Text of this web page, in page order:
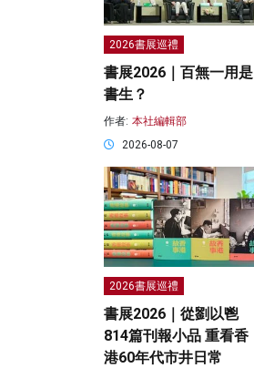
2026書展巡禮
書展2026｜百無一用是
書生？
作者: 本社編輯部
2026-08-07
2026書展巡禮
書展2026｜從劉以鬯
814篇刊報小品 重看香
港60年代市井日常